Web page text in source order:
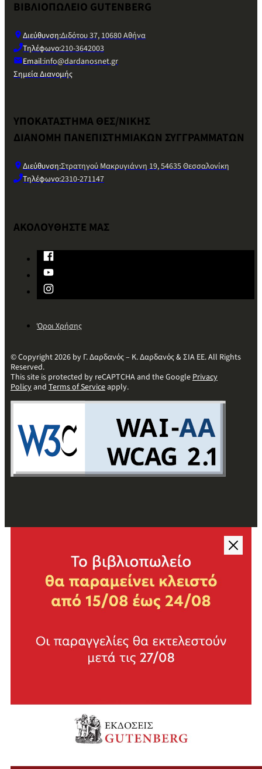
ΒΙΒΛΙΟΠΩΛΕΙΟ GUTENBERG
Διεύθυνση:Διδότου 37, 10680 Αθήνα
Τηλέφωνο:210-3642003
Email:info@dardanosnet.gr
Σημεία Διανομής
ΥΠΟΚΑΤΑΣΤΗΜΑ ΘΕΣ/ΝΙΚΗΣ
ΔΙΑΝΟΜΗ ΠΑΝΕΠΙΣΤΗΜΙΑΚΩΝ ΣΥΓΓΡΑΜΜΑΤΩΝ
Διεύθυνση:Στρατηγού Μακρυγιάννη 19, 54635 Θεσσαλονίκη
Τηλέφωνο:2310-271147
ΑΚΟΛΟΥΘΗΣΤΕ ΜΑΣ
Όροι Χρήσης
© Copyright 2026 by Γ. Δαρδανός – Κ. Δαρδανός & ΣΙΑ ΕΕ. All Rights
Reserved.
This site is protected by reCAPTCHA and the GooglePrivacy
Policyand Terms of Serviceapply.